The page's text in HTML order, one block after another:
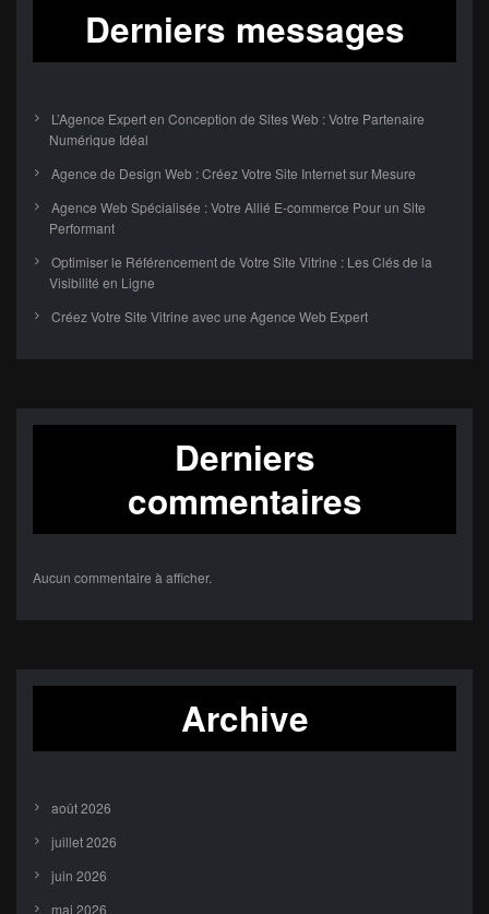
Derniers messages
L’Agence Expert en Conception de Sites Web : Votre Partenaire
Numérique Idéal
Agence de Design Web : Créez Votre Site Internet sur Mesure
Agence Web Spécialisée : Votre Allié E-commerce Pour un Site
Performant
Optimiser le Référencement de Votre Site Vitrine : Les Clés de la
Visibilité en Ligne
Créez Votre Site Vitrine avec une Agence Web Expert
Derniers
commentaires
Aucun commentaire à afficher.
Archive
août 2026
juillet 2026
juin 2026
mai 2026